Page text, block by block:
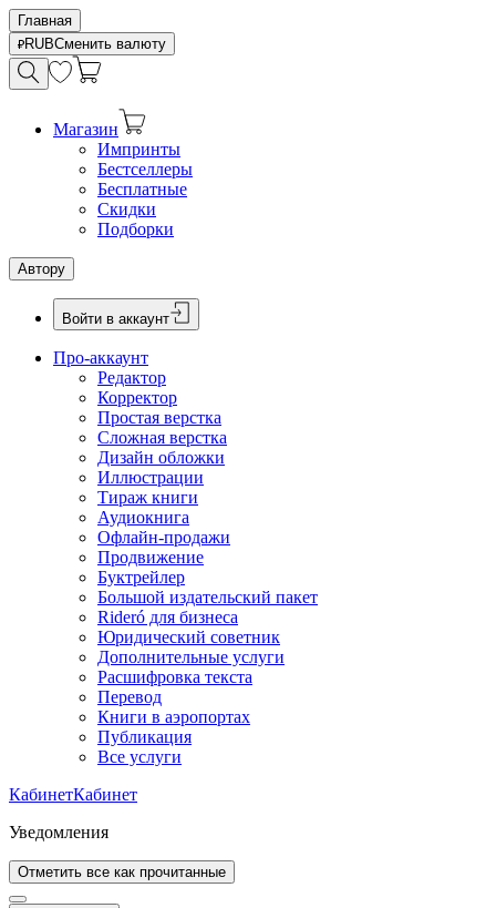
Главная
RUBСменить валюту
Магазин
Импринты
Бестселлеры
Бесплатные
Скидки
Подборки
Автору
Войти в аккаунт
Про-аккаунт
Редактор
Корректор
Простая верстка
Сложная верстка
Дизайн обложки
Иллюстрации
Тираж книги
Аудиокнига
Офлайн-продажи
Продвижение
Буктрейлер
Большой издательский пакет
Rideró для бизнеса
Юридический советник
Дополнительные услуги
Расшифровка текста
Перевод
Книги в аэропортах
Публикация
Все услуги
КабинетКабинет
Уведомления
Отметить все как прочитанные